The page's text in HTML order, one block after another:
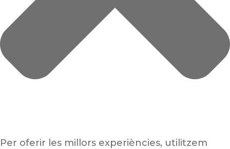
Per oferir les millors experiències, utilitzem